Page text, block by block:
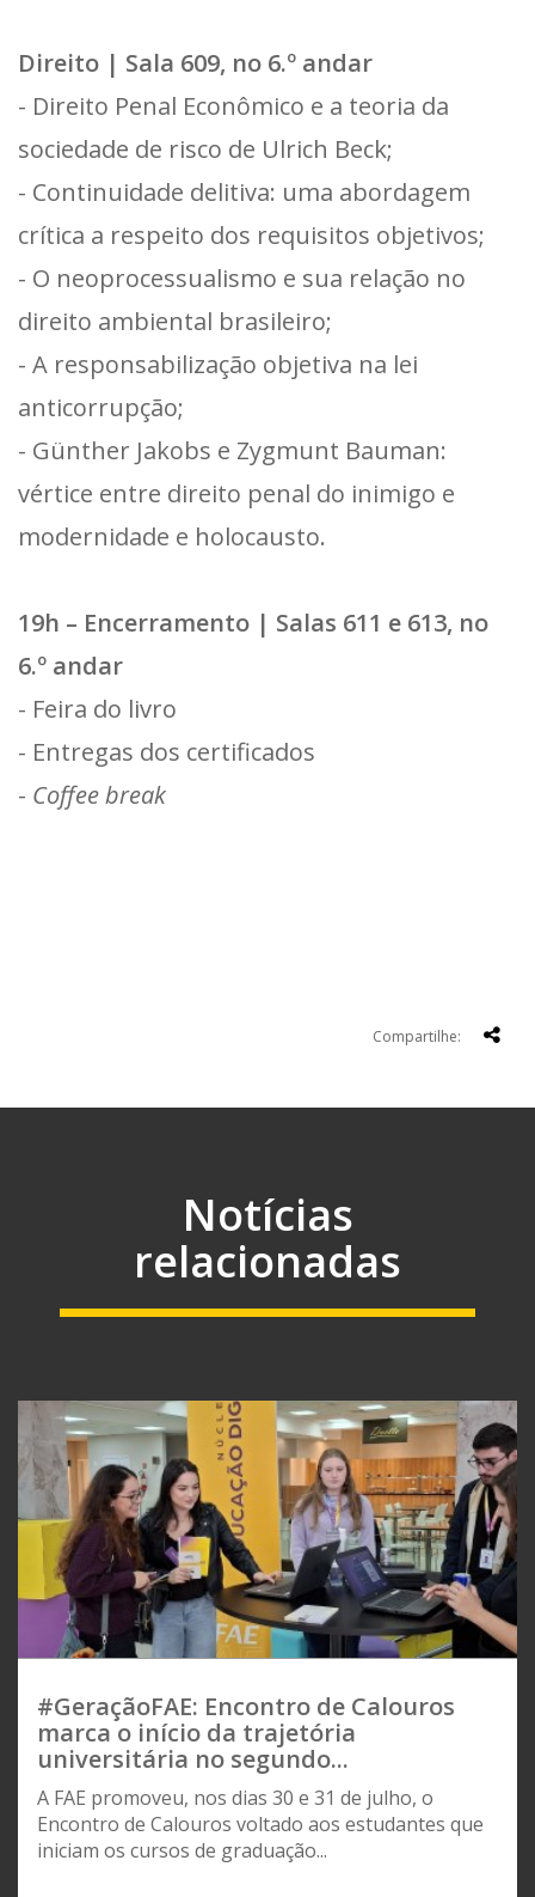
Direito | Sala 609, no 6.º andar
- Direito Penal Econômico e a teoria da
sociedade de risco de Ulrich Beck;
- Continuidade delitiva: uma abordagem
crítica a respeito dos requisitos objetivos;
- O neoprocessualismo e sua relação no
direito ambiental brasileiro;
- A responsabilização objetiva na lei
anticorrupção;
- Günther Jakobs e Zygmunt Bauman:
vértice entre direito penal do inimigo e
modernidade e holocausto.
19h – Encerramento | Salas 611 e 613, no
6.º andar
- Feira do livro
- Entregas dos certificados
- Coffee break
Compartilhe:
Notícias
relacionadas
#GeraçãoFAE: Encontro de Calouros
marca o início da trajetória
universitária no segundo...
A FAE promoveu, nos dias 30 e 31 de julho, o
Encontro de Calouros voltado aos estudantes que
iniciam os cursos de graduação...